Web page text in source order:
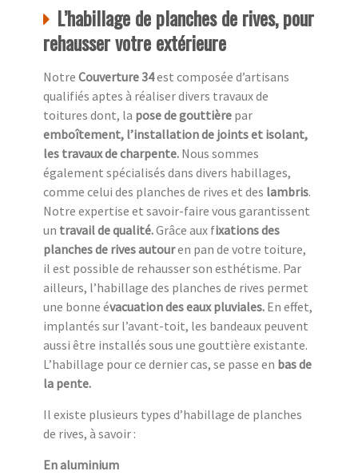
L’habillage de planches de rives, pour
rehausser votre extérieure
Notre Couverture 34est composée d’artisans
qualifiés aptes à réaliser divers travaux de
toitures dont, la pose de gouttière par
emboîtement, l’installation de joints et isolant,
les travaux de charpente. Nous sommes
également spécialisés dans divers habillages,
comme celui des planches de rives et des lambris.
Notre expertise et savoir-faire vous garantissent
un travail de qualité.Grâce aux fixations des
planches de rives autouren pan de votre toiture,
il est possible de rehausser son esthétisme. Par
ailleurs, l’habillage des planches de rives permet
une bonne évacuation des eaux pluviales. En effet,
implantés sur l’avant-toit, les bandeaux peuvent
aussi être installés sous une gouttière existante.
L’habillage pour ce dernier cas, se passe en bas de
la pente.
Il existe plusieurs types d’habillage de planches
de rives, à savoir :
En aluminium